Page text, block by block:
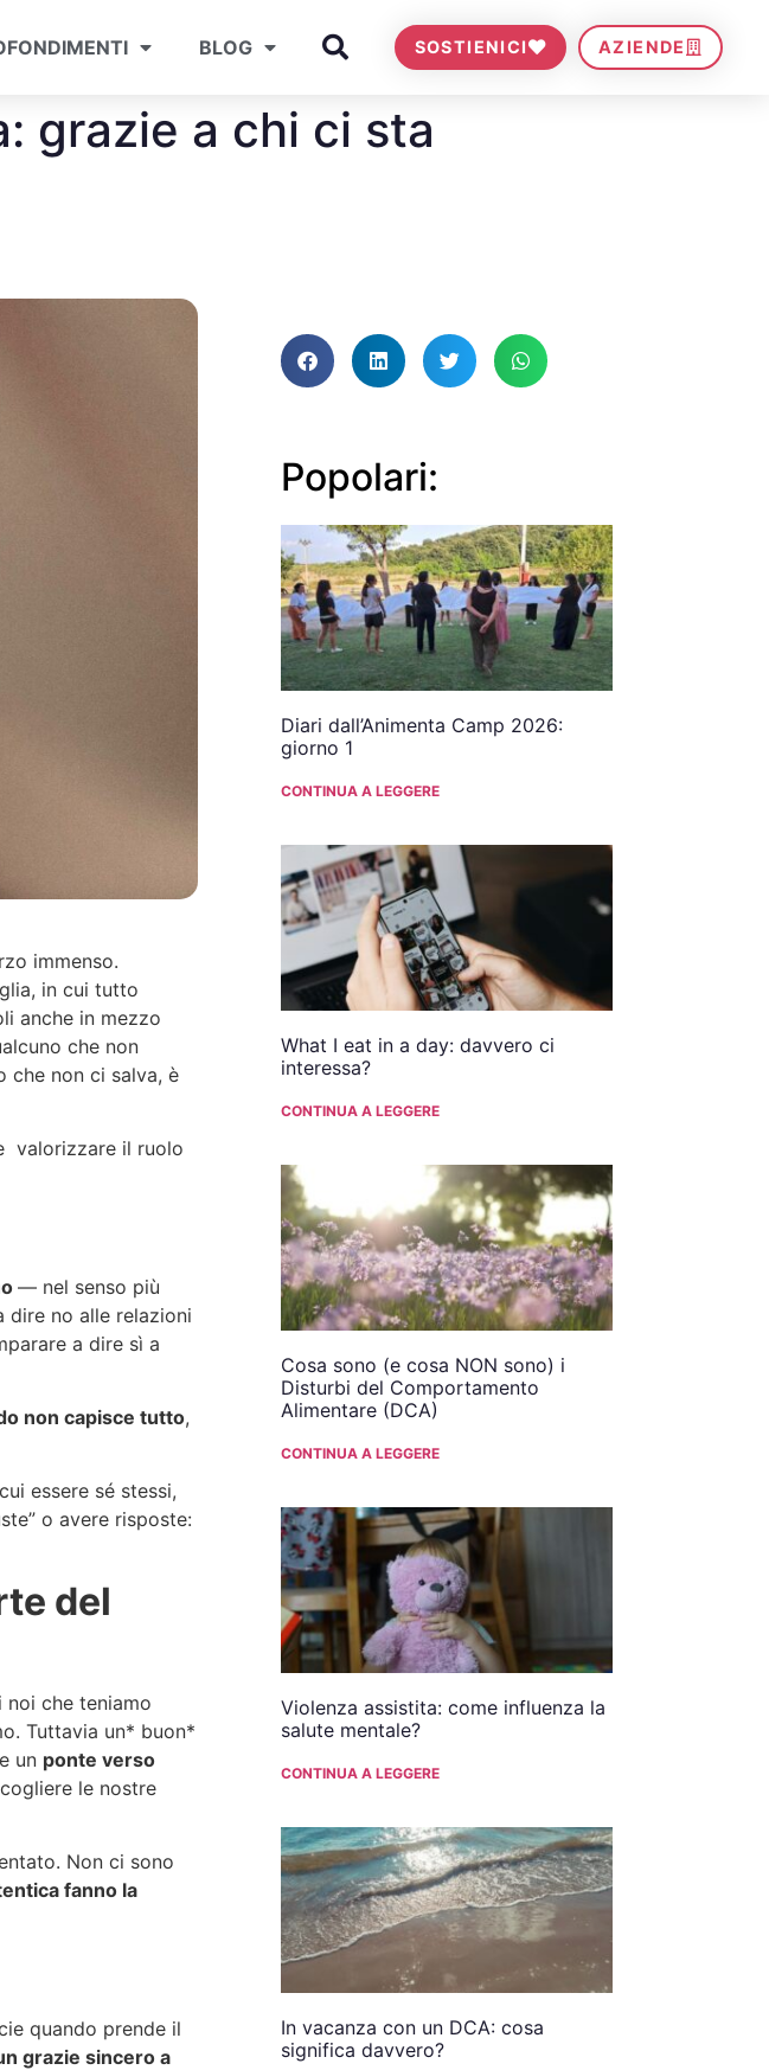
BLOG SOSTIENICI AZIENDE
grazie a chi ci sta
immenso.
in cui tutto
anche in mezzo
che non
che non ci salva, è
valorizzare il ruolo
— nel senso più
no alle relazioni
a dire sì a
non capisce tutto,
essere sé stessi,
o avere risposte:
del
che teniamo
Tuttavia un* buon*
un ponte verso
le nostre
Non ci sono
fanno la
quando prende il
grazie sincero a
Popolari:
Diari dall’Animenta Camp 2026:
giorno 1
CONTINUA A LEGGERE
What I eat in a day: davvero ci
interessa?
CONTINUA A LEGGERE
Cosa sono (e cosa NON sono) i
Disturbi del Comportamento
Alimentare (DCA)
CONTINUA A LEGGERE
Violenza assistita: come influenza la
salute mentale?
CONTINUA A LEGGERE
In vacanza con un DCA: cosa
significa davvero?